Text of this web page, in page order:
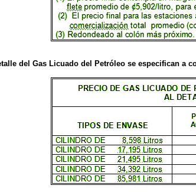
del Gas Licuado del Petróleo se especifican a